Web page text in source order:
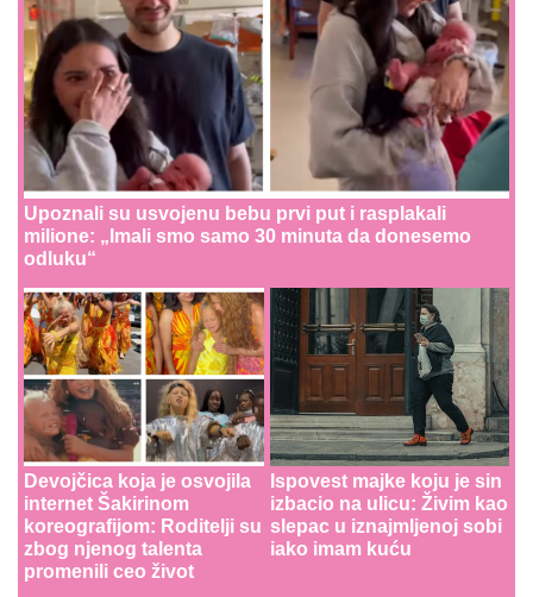
Upoznali su usvojenu bebu prvi put i rasplakali
milione: „Imali smo samo 30 minuta da donesemo
odluku“
Devojčica koja je osvojila
internet Šakirinom
koreografijom: Roditelji su
zbog njenog talenta
promenili ceo život
Ispovest majke koju je sin
izbacio na ulicu: Živim kao
slepac u iznajmljenoj sobi
iako imam kuću